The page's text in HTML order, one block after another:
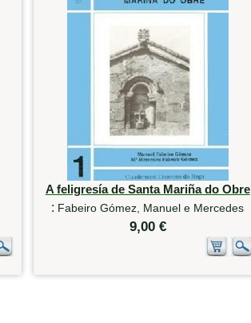
A feligresía de Santa Mariña do Obre
: Fabeiro Gómez, Manuel e Mercedes
9,00 €